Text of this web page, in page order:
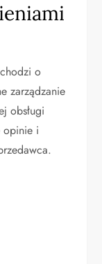
o
zarządzanie
obsługi
opinie i